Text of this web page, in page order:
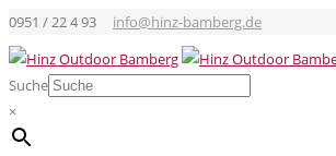
0951 / 22 4 93 info@hinz-bamberg.de
Suche
×